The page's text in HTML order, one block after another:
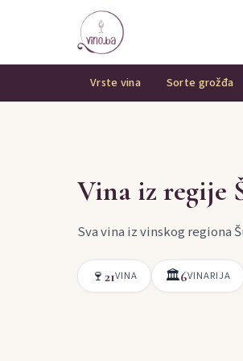
Vrste vina Sorte grožđa
Vina iz regije
Sva vina iz vinskog regiona
🍷21VINA 🏛6VINARIJA